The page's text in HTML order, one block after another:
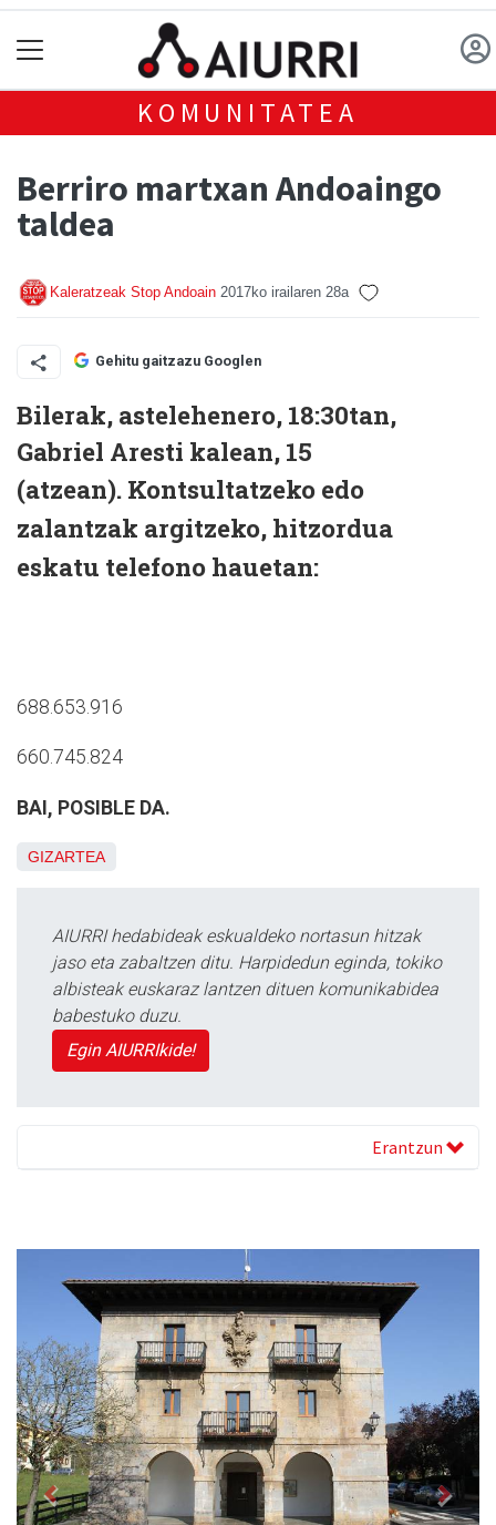
KOMUNITATEA
Berriro martxan Andoaingo
taldea
Kaleratzeak Stop Andoain 2017ko irailaren 28a
Gehitu gaitzazu Googlen
Bilerak, astelehenero, 18:30tan,
Gabriel Aresti kalean, 15
(atzean). Kontsultatzeko edo
zalantzak argitzeko, hitzordua
eskatu telefono hauetan:
688.653.916
660.745.824
BAI, POSIBLE DA.
GIZARTEA
AIURRI hedabideak eskualdeko nortasun hitzak
jaso eta zabaltzen ditu. Harpidedun eginda, tokiko
albisteak euskaraz lantzen dituen komunikabidea
babestuko duzu.
Egin AIURRIkide!
Erantzun
Previous Next